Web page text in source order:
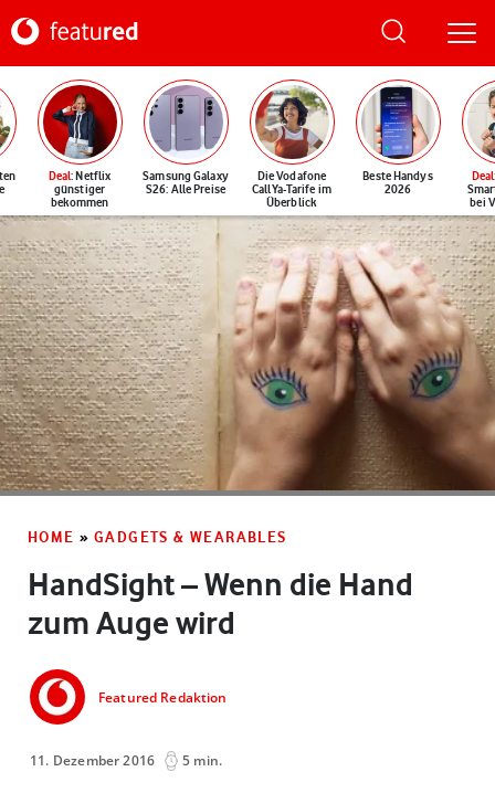
Deal: Netflix
günstiger
bekommen
Samsung Galaxy
S26: Alle Preise
Die Vodafone
CallYa-Tarife im
Überblick
Beste Handys
2026
Deal
bei
HOME » GADGETS & WEARABLES
HandSight – Wenn die Hand
zum Auge wird
Featured Redaktion
11. Dezember 2016 5 min.